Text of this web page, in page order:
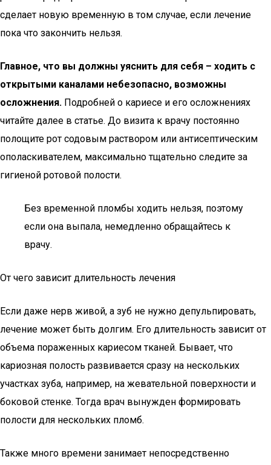
сделает новую временную в том случае, если лечение
пока что закончить нельзя.
Главное, что вы должны уяснить для себя – ходить с
открытыми каналами небезопасно, возможны
осложнения. Подробней о кариесе и его осложнениях
читайте далее в статье. До визита к врачу постоянно
полощите рот содовым раствором или антисептическим
ополаскивателем, максимально тщательно следите за
гигиеной ротовой полости.
Без временной пломбы ходить нельзя, поэтому
если она выпала, немедленно обращайтесь к
врачу.
От чего зависит длительность лечения
Если даже нерв живой, а зуб не нужно депульпировать,
лечение может быть долгим. Его длительность зависит от
объема пораженных кариесом тканей. Бывает, что
кариозная полость развивается сразу на нескольких
участках зуба, например, на жевательной поверхности и
боковой стенке. Тогда врач вынужден формировать
полости для нескольких пломб.
Также много времени занимает непосредственно